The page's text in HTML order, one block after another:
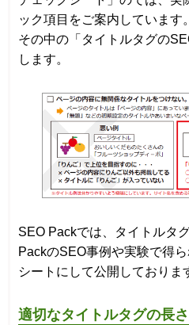
ック項目をご案内しています。
その中の「タイトルタグの
します。
SEO Packでは、タイトルタ
PackのSEO事例や実験で得
シートにして公開しておりま
適切なタイトルタグの長